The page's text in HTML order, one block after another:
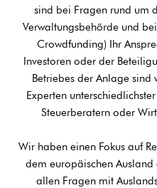
sind bei Fragen rund um
Verwaltungsbehörde und
Crowdfunding) Ihr
Investoren oder der
Betriebes der Anlage
Experten
Steuerberatern oder
Wir haben einen Fokus auf
dem europäischen Ausland
allen Fragen mit